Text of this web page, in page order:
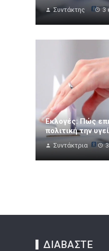
Συντάκτης 3
Εκλογές: Πώς
πολιτική την
Συντάκτρια
ΔΙΑΒΑΣΤΕ